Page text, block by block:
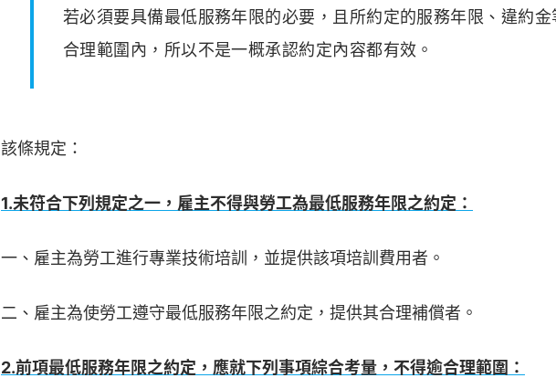
若必須要具備最低服務年限的必要，且所約定的服務年限、違約
合理範圍內，所以不是一概承認約定內容都有效。
該條規定：
1.未符合下列規定之一，雇主不得與勞工為最低服務年限之約定：
一、雇主為勞工進行專業技術培訓，並提供該項培訓費用者。
二、雇主為使勞工遵守最低服務年限之約定，提供其合理補償者。
2.前項最低服務年限之約定，應就下列事項綜合考量，不得逾合理範圍：